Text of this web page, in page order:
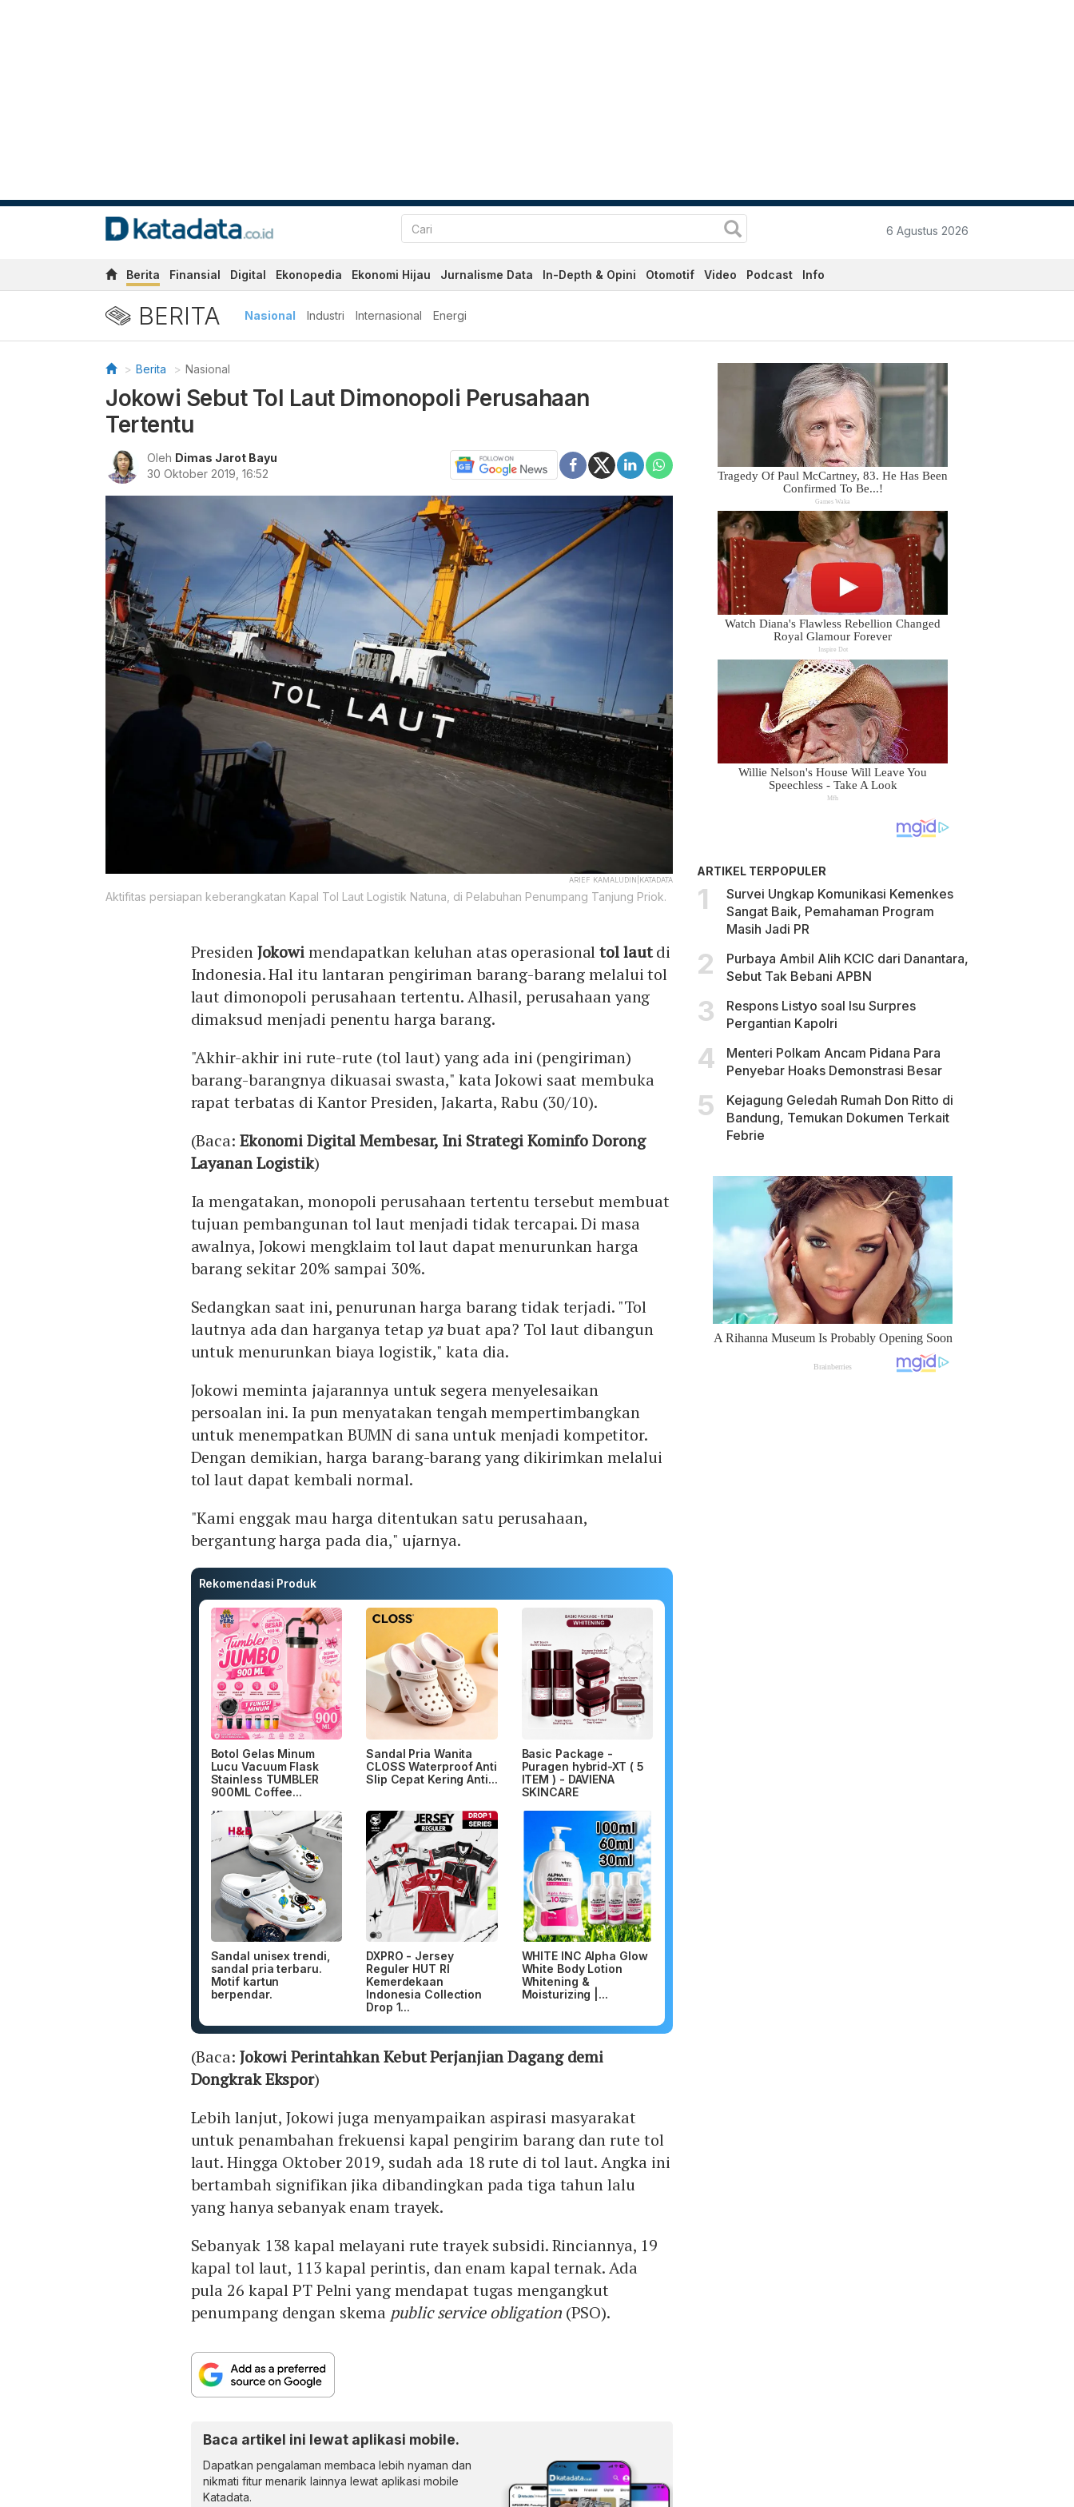
6 Agustus 2026
Berita Finansial Digital Ekonopedia Ekonomi Hijau Jurnalisme Data In-Depth & Opini Otomotif Video Podcast Info
BERITA Nasional Industri Internasional Energi
Berita Nasional
Jokowi Sebut Tol Laut Dimonopoli Perusahaan
Tertentu
Oleh Dimas Jarot Bayu
30 Oktober 2019, 16:52
ARIEF KAMALUDIN|KATADATA
Aktifitas persiapan keberangkatan Kapal Tol Laut Logistik Natuna, di Pelabuhan Penumpang Tanjung Priok.
PresidenJokowimendapatkan keluhan atas operasionaltol lautdi
Indonesia. Hal itu lantaran pengiriman barang-barang melalui tol
laut dimonopoli perusahaan tertentu. Alhasil, perusahaan yang
dimaksud menjadi penentu harga barang.
"Akhir-akhir ini rute-rute (tol laut) yang ada ini (pengiriman)
barang-barangnya dikuasai swasta," kata Jokowi saat membuka
rapat terbatas di Kantor Presiden, Jakarta, Rabu (30/10).
(Baca: Ekonomi Digital Membesar, Ini Strategi Kominfo Dorong
Layanan Logistik)
Ia mengatakan, monopoli perusahaan tertentu tersebut membuat
tujuan pembangunan tol laut menjadi tidak tercapai. Di masa
awalnya, Jokowi mengklaim tol laut dapat menurunkan harga
barang sekitar 20% sampai 30%.
Sedangkan saat ini, penurunan harga barang tidak terjadi. "Tol
lautnya ada dan harganya tetap yabuat apa? Tol laut dibangun
untuk menurunkan biaya logistik," kata dia.
Jokowi meminta jajarannya untuk segera menyelesaikan
persoalan ini. Ia pun menyatakan tengah mempertimbangkan
untuk menempatkan BUMN di sana untuk menjadi kompetitor.
Dengan demikian, harga barang-barang yang dikirimkan melalui
tol laut dapat kembali normal.
"Kami enggak mau harga ditentukan satu perusahaan,
bergantung harga pada dia," ujarnya.
Rekomendasi Produk
Botol Gelas Minum
Lucu Vacuum Flask
Stainless TUMBLER
900ML Coffee...
Sandal Pria Wanita
CLOSS Waterproof Anti
Slip Cepat Kering Anti...
Basic Package -
Puragen hybrid-XT ( 5
ITEM ) - DAVIENA
SKINCARE
Sandal unisex trendi,
sandal pria terbaru.
Motif kartun
berpendar.
DXPRO - Jersey
Reguler HUT RI
Kemerdekaan
Indonesia Collection
Drop 1...
WHITE INC Alpha Glow
White Body Lotion
Whitening &
Moisturizing |...
(Baca: Jokowi Perintahkan Kebut Perjanjian Dagang demi
Dongkrak Ekspor)
Lebih lanjut, Jokowi juga menyampaikan aspirasi masyarakat
untuk penambahan frekuensi kapal pengirim barang dan rute tol
laut. Hingga Oktober 2019, sudah ada 18 rute di tol laut. Angka ini
bertambah signifikan jika dibandingkan pada tiga tahun lalu
yang hanya sebanyak enam trayek.
Sebanyak 138 kapal melayani rute trayek subsidi. Rinciannya, 19
kapal tol laut, 113 kapal perintis, dan enam kapal ternak. Ada
pula 26 kapal PT Pelni yang mendapat tugas mengangkut
penumpang dengan skema public service obligation(PSO).
Baca artikel ini lewat aplikasi mobile.
Dapatkan pengalaman membaca lebih nyaman dan
nikmati fitur menarik lainnya lewat aplikasi mobile
Katadata.
ARTIKEL TERPOPULER
Survei Ungkap Komunikasi Kemenkes
Sangat Baik, Pemahaman Program
Masih Jadi PR
Purbaya Ambil Alih KCIC dari Danantara,
Sebut Tak Bebani APBN
Respons Listyo soal Isu Surpres
Pergantian Kapolri
Menteri Polkam Ancam Pidana Para
Penyebar Hoaks Demonstrasi Besar
Kejagung Geledah Rumah Don Ritto di
Bandung, Temukan Dokumen Terkait
Febrie